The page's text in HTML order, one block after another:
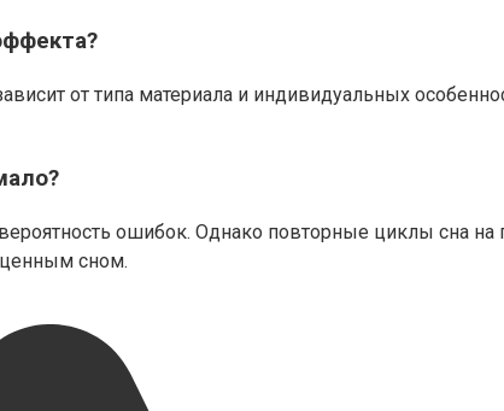
от типа материала и индивидуальных
ошибок. Однако повторные циклы сна
сном.